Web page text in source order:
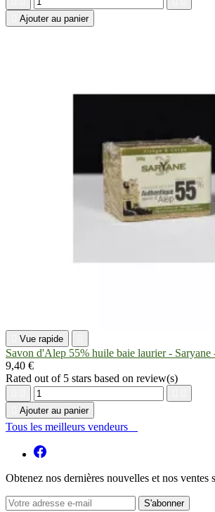
Ajouter au panier
Vue rapide
Savon d'Alep 55% huile baie laurier - Saryane
9,40 €
Rated out of 5 stars based on review(s)
Ajouter au panier
Tous les meilleurs vendeurs
Obtenez nos dernières nouvelles et nos ventes